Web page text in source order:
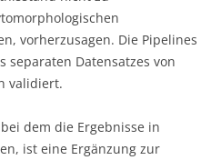
vorherzusagen. Die Pipelines
separaten Datensatzes von
validiert.
dem die Ergebnisse in
ist eine Ergänzung zur